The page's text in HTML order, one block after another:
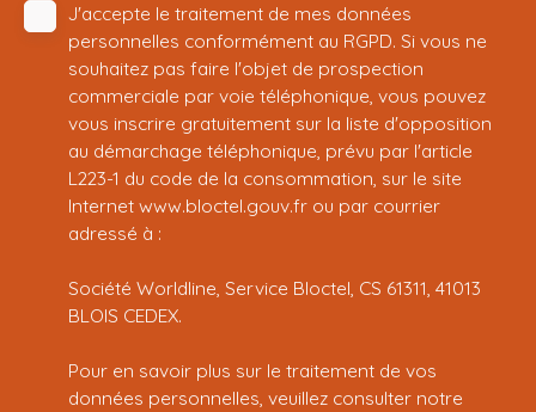
J'accepte le traitement de mes données
personnelles conformément au RGPD. Si vous ne
souhaitez pas faire l'objet de prospection
commerciale par voie téléphonique, vous pouvez
vous inscrire gratuitement sur la liste d'opposition
au démarchage téléphonique, prévu par l'article
L223-1 du code de la consommation, sur le site
Internet www.bloctel.gouv.fr ou par courrier
adressé à :
Société Worldline, Service Bloctel, CS 61311, 41013
BLOIS CEDEX.
Pour en savoir plus sur le traitement de vos
données personnelles, veuillez consulter notre